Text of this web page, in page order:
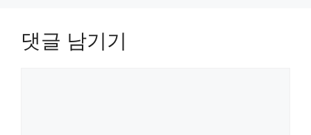
댓글 남기기